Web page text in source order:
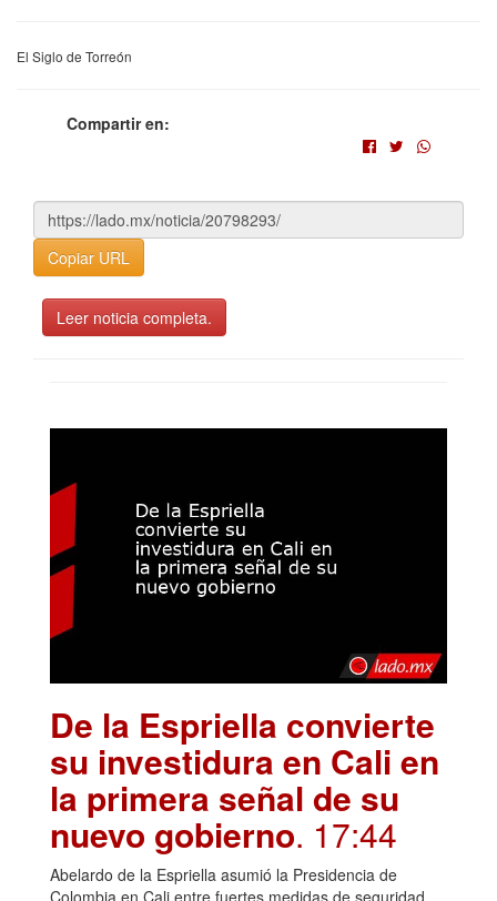
El Siglo de Torreón
Compartir en:
Copiar URL
Leer noticia completa.
De la Espriella convierte
su investidura en Cali en
la primera señal de su
nuevo gobierno. 17:44
Abelardo de la Espriella asumió la Presidencia de